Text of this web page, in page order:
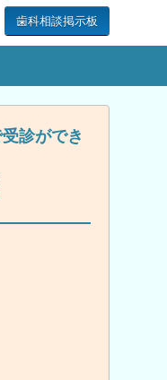
歯科相談掲示板
診ができ